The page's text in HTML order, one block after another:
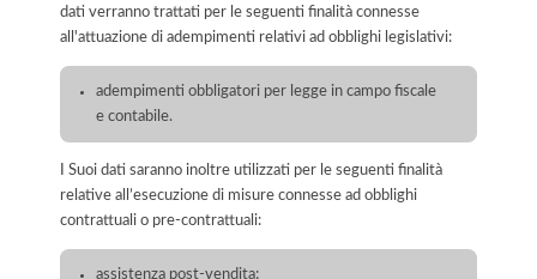
dati verranno trattati per le seguenti finalità connesse
all'attuazione di adempimenti relativi ad obblighi legislativi:
adempimenti obbligatori per legge in campo fiscale
e contabile.
I Suoi dati saranno inoltre utilizzati per le seguenti finalità
relative all’esecuzione di misure connesse ad obblighi
contrattuali o pre-contrattuali:
assistenza post-vendita;